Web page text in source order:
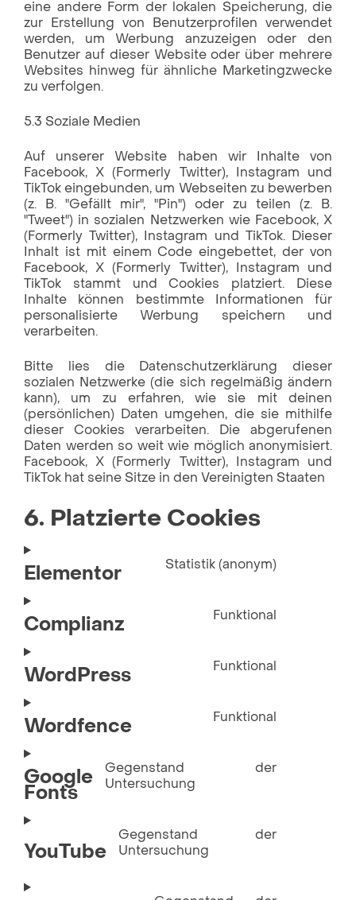
eine andere Form der lokalen Speicherung, die
zur Erstellung von Benutzerprofilen verwendet
werden, um Werbung anzuzeigen oder den
Benutzer auf dieser Website oder über mehrere
Websites hinweg für ähnliche Marketingzwecke
zu verfolgen.
5.3 Soziale Medien
Auf unserer Website haben wir Inhalte von
Facebook, X (Formerly Twitter), Instagram und
TikTok eingebunden, um Webseiten zu bewerben
(z. B. "Gefällt mir", "Pin") oder zu teilen (z. B.
"Tweet") in sozialen Netzwerken wie Facebook, X
(Formerly Twitter), Instagram und TikTok. Dieser
Inhalt ist mit einem Code eingebettet, der von
Facebook, X (Formerly Twitter), Instagram und
TikTok stammt und Cookies platziert. Diese
Inhalte können bestimmte Informationen für
personalisierte Werbung speichern und
verarbeiten.
Bitte lies die Datenschutzerklärung dieser
sozialen Netzwerke (die sich regelmäßig ändern
kann), um zu erfahren, wie sie mit deinen
(persönlichen) Daten umgehen, die sie mithilfe
dieser Cookies verarbeiten. Die abgerufenen
Daten werden so weit wie möglich anonymisiert.
Facebook, X (Formerly Twitter), Instagram und
TikTok hat seine Sitze in den Vereinigten Staaten
6. Platzierte Cookies
Elementor Statistik (anonym)
Complianz Funktional
WordPress Funktional
Wordfence Funktional
Google
Fonts
Gegenstand der
Untersuchung
YouTube
Gegenstand der
Untersuchung